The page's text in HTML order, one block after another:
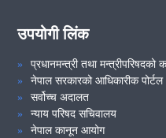
उपयोगी लिंक
प्रधानमन्त्री तथा मन्त्रीपरिषदको
नेपाल सरकारको आधिकारीक पोर्टल
सर्वोच्च अदालत
न्याय परिषद सचिवालय
नेपाल कानून आयोग